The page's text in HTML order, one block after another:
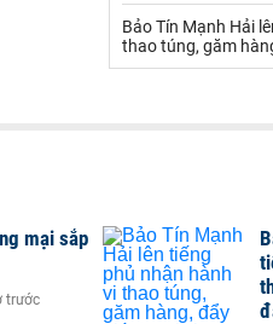
VLXD khác
Xi măng -
Bảo Tín Mạnh Hải
thao túng, găm
mại sắp
trước